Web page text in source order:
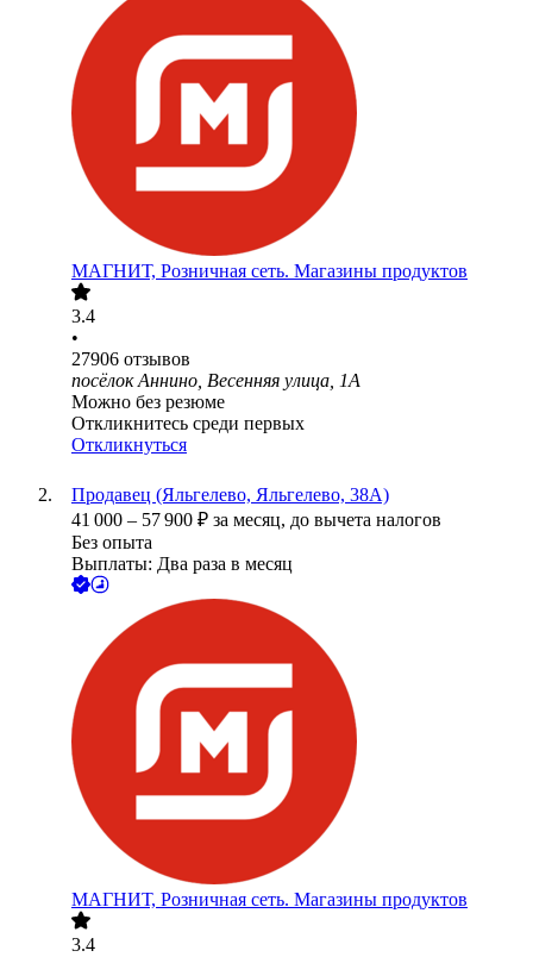
МАГНИТ, Розничная сеть. Магазины продуктов
3.4
•
27906 отзывов
посёлок Аннино, Весенняя улица, 1А
Можно без резюме
Откликнитесь среди первых
Откликнуться
Продавец (Яльгелево, Яльгелево, 38А)
41 000 – 57 900 ₽ за месяц, до вычета налогов
Без опыта
Выплаты: Два раза в месяц
МАГНИТ, Розничная сеть. Магазины продуктов
3.4